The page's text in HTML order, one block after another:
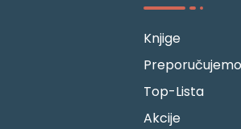
Knjige
Preporučujemo
Top-Lista
Akcije